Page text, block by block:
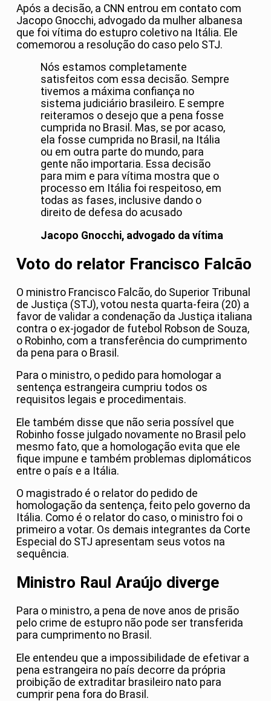
Após a decisão, a CNN entrou em contato com
Jacopo Gnocchi, advogado da mulher albanesa
que foi vítima do estupro coletivo na Itália. Ele
comemorou a resolução do caso pelo STJ.
Nós estamos completamente
satisfeitos com essa decisão. Sempre
tivemos a máxima confiança no
sistema judiciário brasileiro. E sempre
reiteramos o desejo que a pena fosse
cumprida no Brasil. Mas, se por acaso,
ela fosse cumprida no Brasil, na Itália
ou em outra parte do mundo, para
gente não importaria. Essa decisão
para mim e para vítima mostra que o
processo em Itália foi respeitoso, em
todas as fases, inclusive dando o
direito de defesa do acusado
Jacopo Gnocchi, advogado da vítima
Voto do relator Francisco Falcão
O ministro Francisco Falcão, do Superior Tribunal
de Justiça (STJ), votou nesta quarta-feira (20) a
favor de validar a condenação da Justiça italiana
contra o ex-jogador de futebol Robson de Souza,
o Robinho, com a transferência do cumprimento
da pena para o Brasil.
Para o ministro, o pedido para homologar a
sentença estrangeira cumpriu todos os
requisitos legais e procedimentais.
Ele também disse que não seria possível que
Robinho fosse julgado novamente no Brasil pelo
mesmo fato, que a homologação evita que ele
fique impune e também problemas diplomáticos
entre o país e a Itália.
O magistrado é o relator do pedido de
homologação da sentença, feito pelo governo da
Itália. Como é o relator do caso, o ministro foi o
primeiro a votar. Os demais integrantes da Corte
Especial do STJ apresentam seus votos na
sequência.
Ministro Raul Araújo diverge
Para o ministro, a pena de nove anos de prisão
pelo crime de estupro não pode ser transferida
para cumprimento no Brasil.
Ele entendeu que a impossibilidade de efetivar a
pena estrangeira no país decorre da própria
proibição de extraditar brasileiro nato para
cumprir pena fora do Brasil.